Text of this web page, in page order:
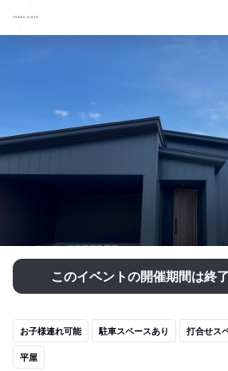
このイベントの開催期間は終
お子様連れ可能 駐車スペースあり 打合せス
平屋